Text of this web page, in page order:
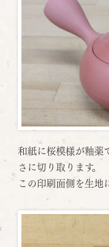
和紙に桜模様が釉薬
さに切り取ります。
この印刷面側を生地